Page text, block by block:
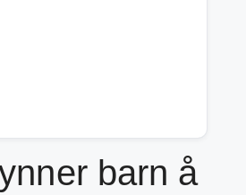
barn å